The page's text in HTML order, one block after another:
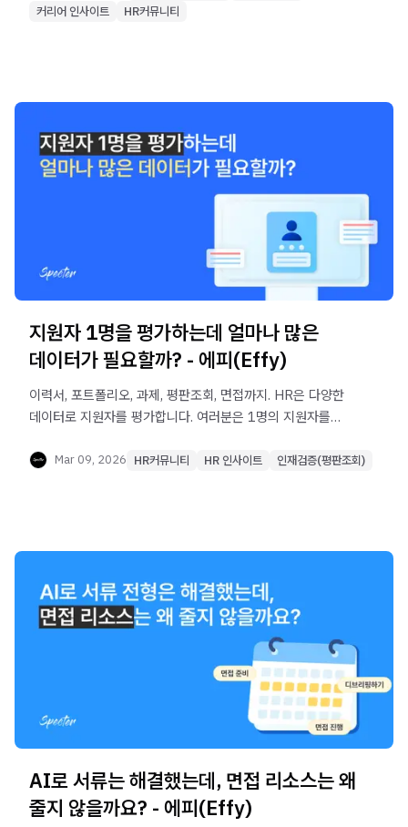
커리어 인사이트
HR커뮤니티
지원자 1명을 평가하는데 얼마나 많은
데이터가 필요할까? - 에피(Effy)
이력서, 포트폴리오, 과제, 평판조회, 면접까지. HR은 다양한
데이터로 지원자를 평가합니다. 여러분은 1명의 지원자를
하지만 최종 판단은 대부분 면접에서 이루어집니다. 문제는
Mar 09, 2026 HR커뮤니티 HR 인사이트 인재검증(평판조회)
AI로 서류는 해결했는데, 면접 리소스는 왜
줄지 않을까요? - 에피(Effy)